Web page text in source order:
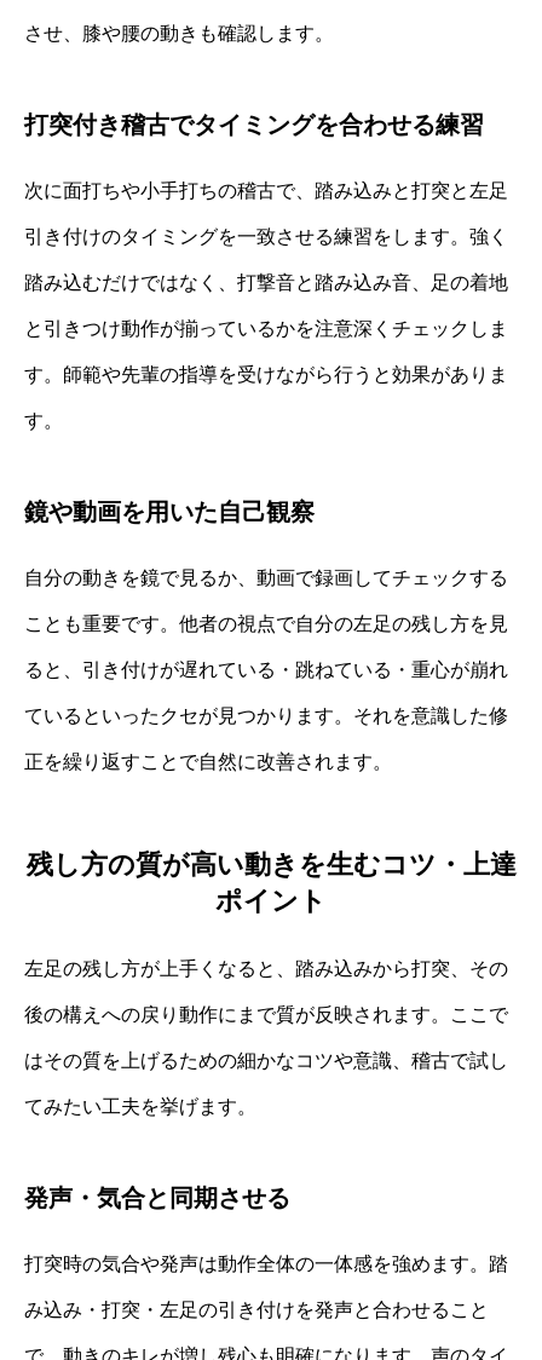
させ、膝や腰の動きも確認します。
打突付き稽古でタイミングを合わせる練習
次に面打ちや小手打ちの稽古で、踏み込みと打突と左足
引き付けのタイミングを一致させる練習をします。強く
踏み込むだけではなく、打撃音と踏み込み音、足の着地
と引きつけ動作が揃っているかを注意深くチェックしま
す。師範や先輩の指導を受けながら行うと効果がありま
す。
鏡や動画を用いた自己観察
自分の動きを鏡で見るか、動画で録画してチェックする
ことも重要です。他者の視点で自分の左足の残し方を見
ると、引き付けが遅れている・跳ねている・重心が崩れ
ているといったクセが見つかります。それを意識した修
正を繰り返すことで自然に改善されます。
残し方の質が高い動きを生むコツ・上達
ポイント
左足の残し方が上手くなると、踏み込みから打突、その
後の構えへの戻り動作にまで質が反映されます。ここで
はその質を上げるための細かなコツや意識、稽古で試し
てみたい工夫を挙げます。
発声・気合と同期させる
打突時の気合や発声は動作全体の一体感を強めます。踏
み込み・打突・左足の引き付けを発声と合わせること
で、動きのキレが増し残心も明確になります。声のタイ